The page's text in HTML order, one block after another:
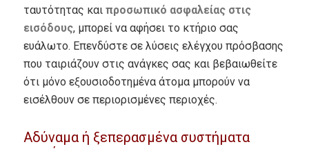
ταυτότητας και προσωπικό ασφαλείας στις
εισόδους, μπορεί να αφήσει το κτήριο σας
ευάλωτο. Επενδύστε σε λύσεις ελέγχου πρόσβασης
που ταιριάζουν στις ανάγκες σας και βεβαιωθείτε
ότι μόνο εξουσιοδοτημένα άτομα μπορούν να
εισέλθουν σε περιορισμένες περιοχές.
Αδύναμα ή ξεπερασμένα συστήματα